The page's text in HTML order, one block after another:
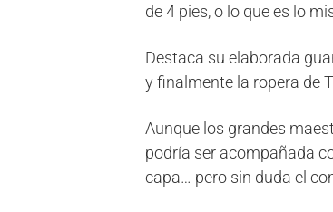
de 4 pies, o lo que es lo
Destaca su elaborada
y finalmente la ropera de
Aunque los grandes
podría ser acompañada
capa… pero sin duda el